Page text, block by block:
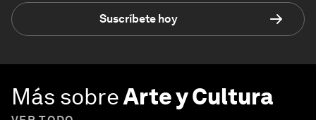
Suscríbete hoy
Más sobreArte y Cultura